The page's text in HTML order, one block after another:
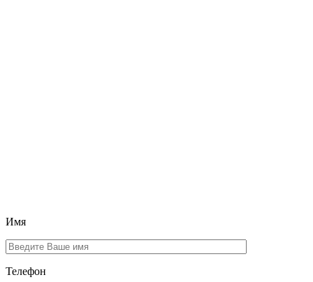
Имя
Телефон